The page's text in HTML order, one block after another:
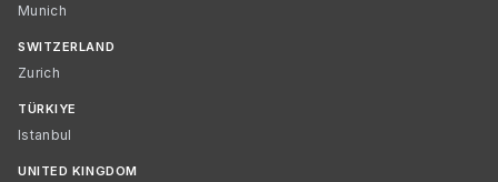
Munich
SWITZERLAND
Zurich
TÜRKIYE
Istanbul
UNITED KINGDOM